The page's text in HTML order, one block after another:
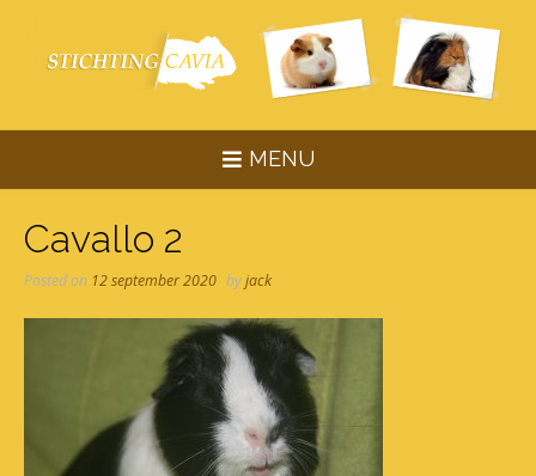
content
MENU
Cavallo 2
Posted on 12 september 2020 byjack